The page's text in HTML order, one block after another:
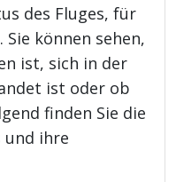
des Fluges, für
können sehen,
ist, sich in der
ist oder ob
finden Sie die
und ihre